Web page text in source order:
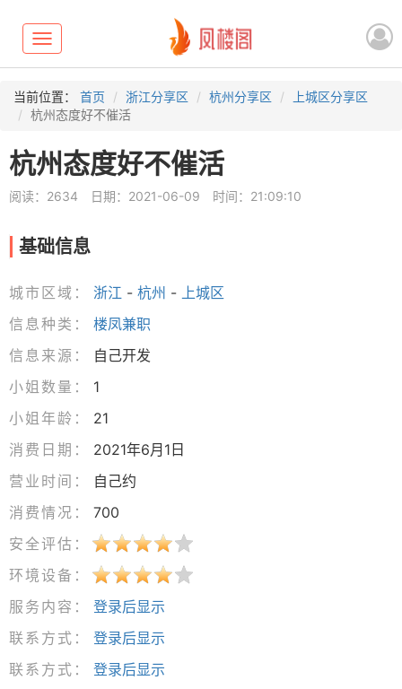
Toggle
navigation
当前位置： 首页 浙江分享区 杭州分享区
上城区分享区
杭州态度好不催活
杭州态度好不催活
阅读：2634 日期：2021-06-09 时间：21:09:10
基础信息
城市区域： 浙江 - 杭州 - 上城区
信息种类：
楼凤兼职
信息来源：
自己开发
小姐数量：
1
小姐年龄：
21
消费日期：
2021年6月1日
营业时间：
自己约
消费情况：
700
安全评估：
环境设备：
服务内容：
登录后显示
联系方式：
登录后显示
联系方式：
登录后显示